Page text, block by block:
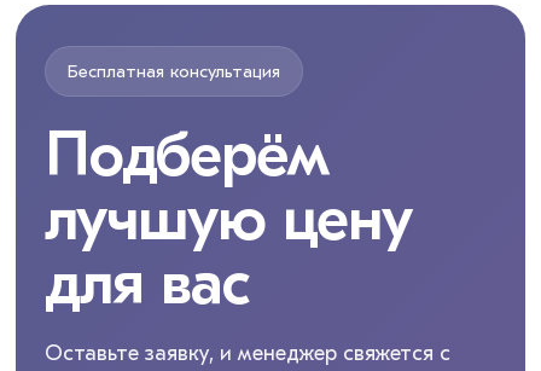
Бесплатная консультация
Подберём
лучшую цену
для вас
Оставьте заявку, и менеджер свяжется с